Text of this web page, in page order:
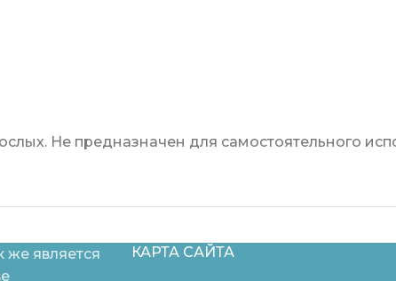
Не предназначен для самостоятельного
же является
КАРТА САЙТА